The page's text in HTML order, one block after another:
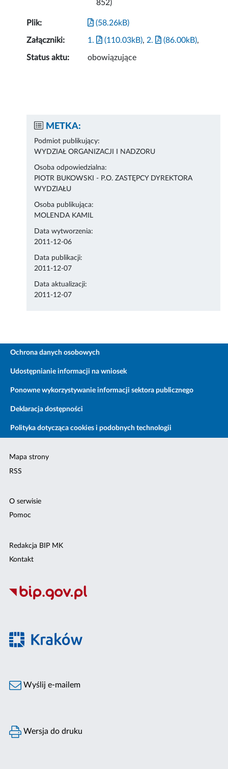
852)
Plik: (58.26kB)
Załączniki: 1. (110.03kB), 2. (86.00kB),
Status aktu: obowiązujące
METKA:
Podmiot publikujący:
WYDZIAŁ ORGANIZACJI I NADZORU
Osoba odpowiedzialna:
PIOTR BUKOWSKI - P.O. ZASTĘPCY DYREKTORA
WYDZIAŁU
Osoba publikująca:
MOLENDA KAMIL
Data wytworzenia:
2011-12-06
Data publikacji:
2011-12-07
Data aktualizacji:
2011-12-07
Ochrona danych osobowych
Udostępnianie informacji na wniosek
Ponowne wykorzystywanie informacji sektora publicznego
Deklaracja dostępności
Polityka dotycząca cookies i podobnych technologii
Mapa strony
RSS
O serwisie
Pomoc
Redakcja BIP MK
Kontakt
Wyślij e-mailem
Wersja do druku